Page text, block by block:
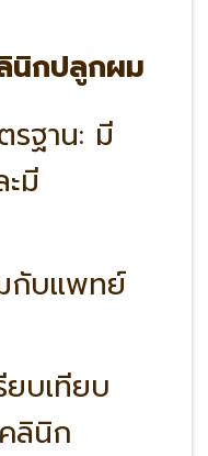
นิกปลูกผม
รฐาน: มี
มี
กับแพทย์
ยบเทียบ
ลินิก